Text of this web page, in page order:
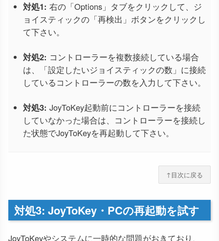
対処1: 右の「Options」タブをクリックして、ジ
ョイスティックの「再検出」ボタンをクリックし
て下さい。
対処2: コントローラーを複数接続している場合
は、「設定したいジョイスティックの数」に接続
しているコントローラーの数を入力して下さい。
対処3: JoyToKey起動前にコントローラーを接続
していなかった場合は、コントローラーを接続し
た状態でJoyToKeyを再起動して下さい。
↑目次に戻る
対処3: JoyToKey・PCの再起動を試す
JoyToKeyやシステムに一時的な問題がおきており、